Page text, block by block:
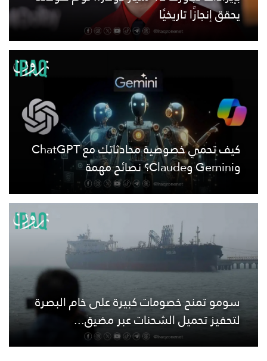
يحقق إنجازًا تاريخيًا
كيف تحمي خصوصية محادثاتك مع ChatGPT
وGemini وClaude؟ نصائح مهمة
سومو تمنح خصومات كبيرة على خام البصرة
لتحفيز تحميل الشحنات عبر مضيق...